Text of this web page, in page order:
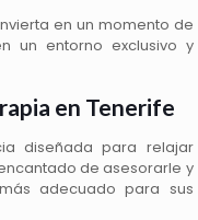
en un momento de
un entorno exclusivo y
en Tenerife
diseñada para relajar
de asesorarle y
adecuado para sus